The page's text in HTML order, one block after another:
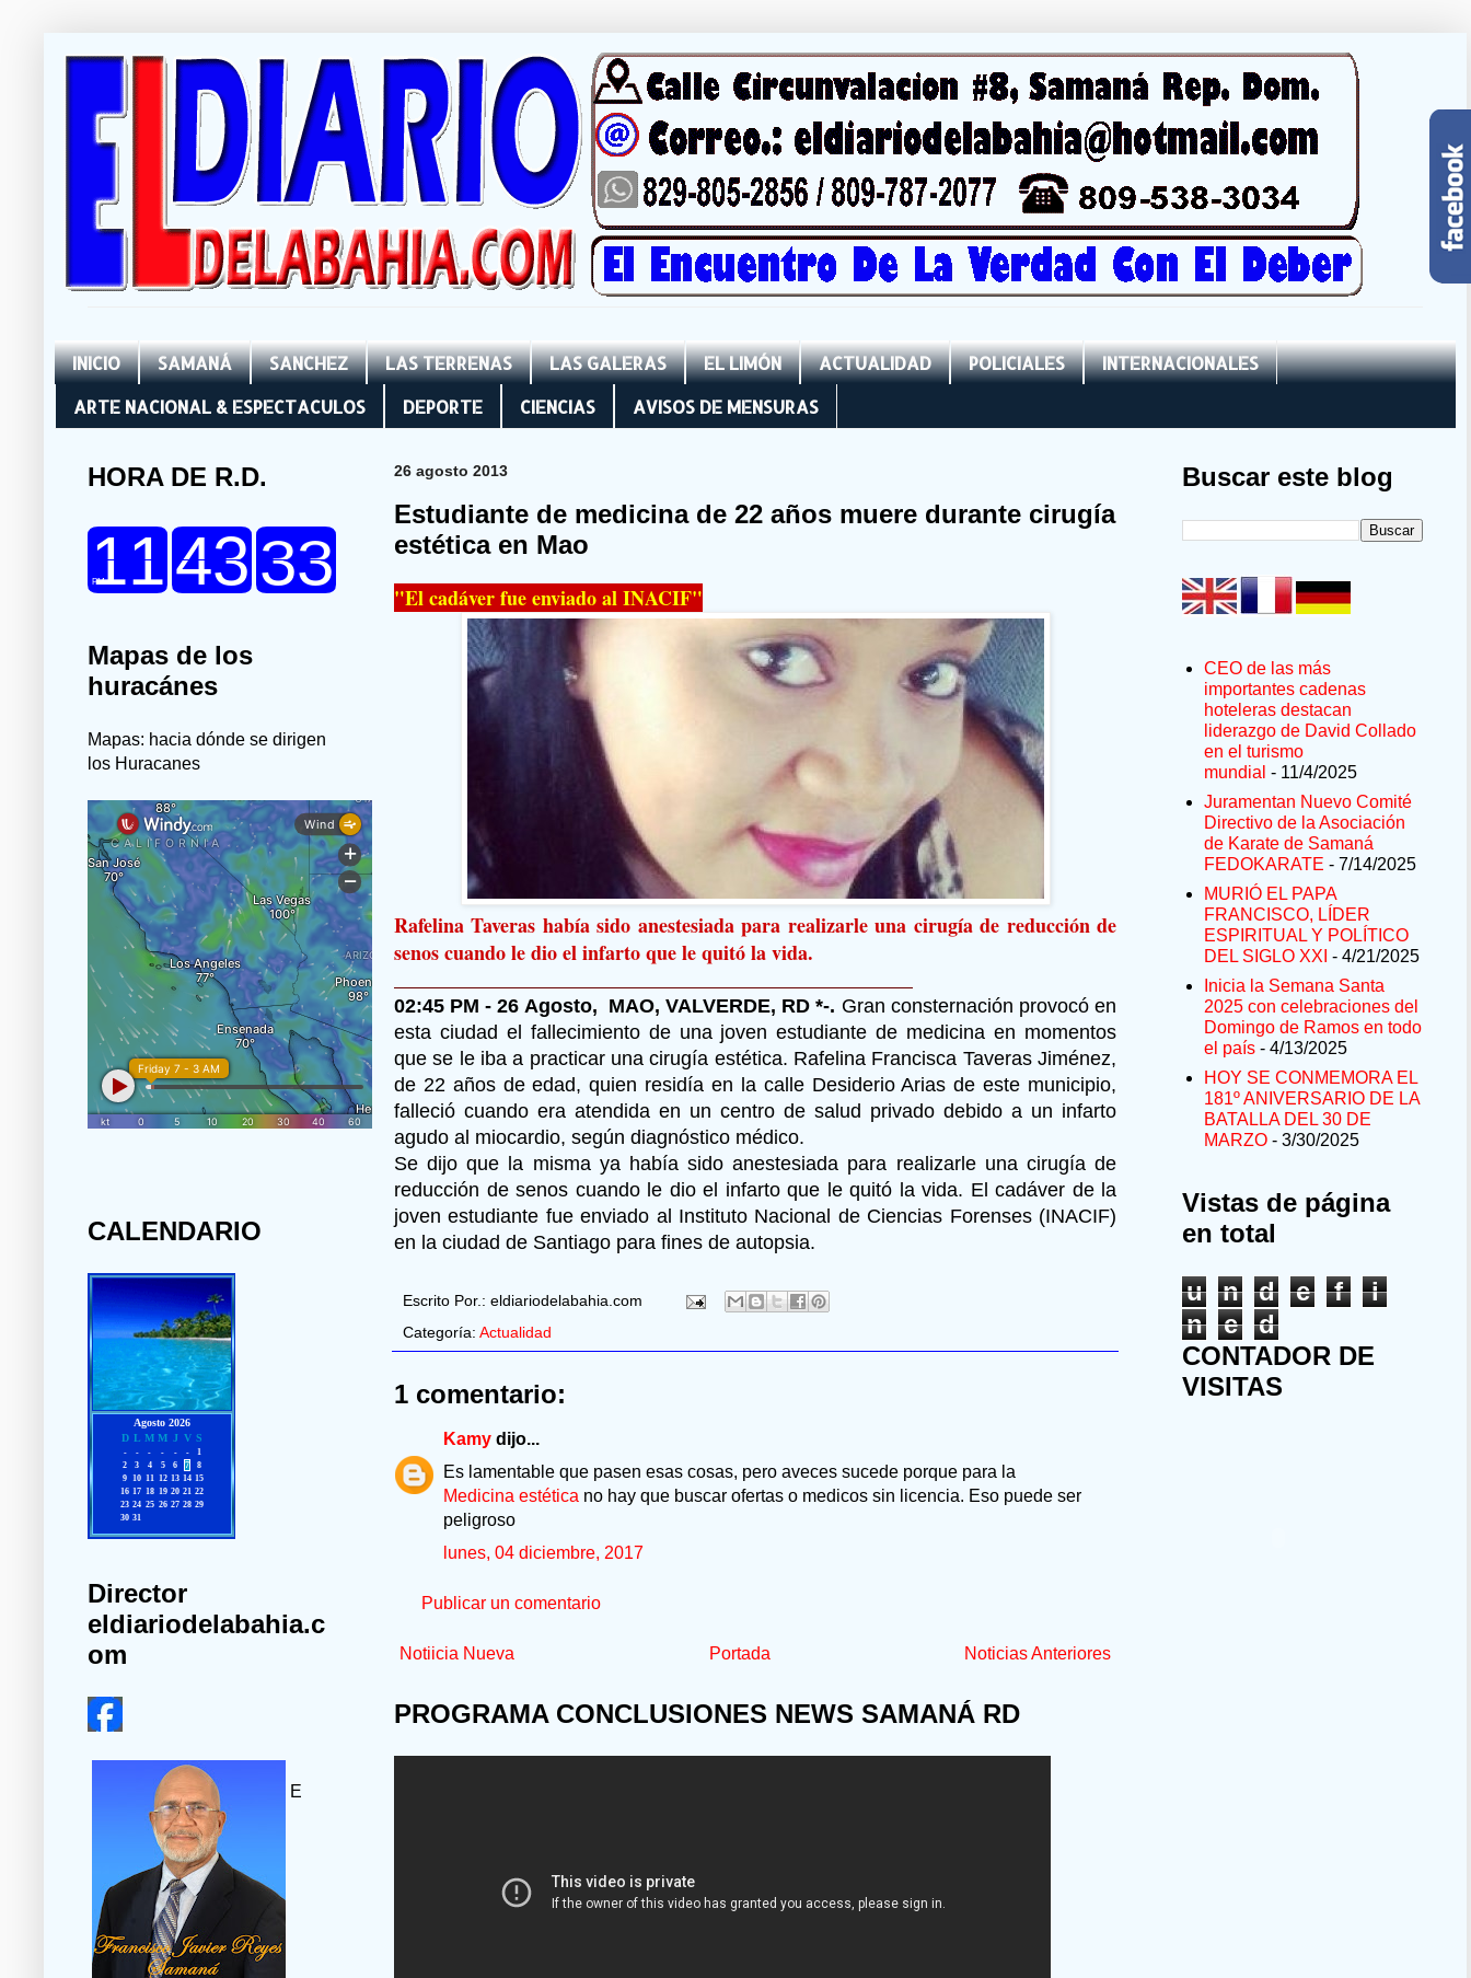
INICIO SAMANÁ SANCHEZ LAS TERRENAS LAS GALERAS EL LIMÓN ACTUALIDAD POLICIALES
INTERNACIONALES
ARTE NACIONAL & ESPECTACULOS
DEPORTE CIENCIAS AVISOS DE MENSURAS
26 agosto 2013
Estudiante de medicina de 22 años muere durante cirugía
estética en Mao
"El cadáver fue enviado al INACIF"
Rafelina Taveras había sido anestesiada para realizarle una cirugía de reducción de
senos cuando le dio el infarto que le quitó la vida.
02:45 PM - 26 Agosto, MAO, VALVERDE, RD *-. Gran consternación provocó en
esta ciudad el fallecimiento de una joven estudiante de medicina en momentos
que se le iba a practicar una cirugía estética. Rafelina Francisca Taveras Jiménez,
de 22 años de edad, quien residía en la calle Desiderio Arias de este municipio,
falleció cuando era atendida en un centro de salud privado debido a un infarto
agudo al miocardio, según diagnóstico médico.
Se dijo que la misma ya había sido anestesiada para realizarle una cirugía de
reducción de senos cuando le dio el infarto que le quitó la vida. El cadáver de la
joven estudiante fue enviado al Instituto Nacional de Ciencias Forenses (INACIF)
en la ciudad de Santiago para fines de autopsia.
Escrito Por.: eldiariodelabahia.com
Categoría: Actualidad
1 comentario:
Kamy dijo...
Es lamentable que pasen esas cosas, pero aveces sucede porque para la
Medicina estética no hay que buscar ofertas o medicos sin licencia. Eso puede ser
peligroso
lunes, 04 diciembre, 2017
Publicar un comentario
Notiicia Nueva Noticias Anteriores
Portada
PROGRAMA CONCLUSIONES NEWS SAMANÁ RD
HORA DE R.D.
Mapas de los
huracánes
Mapas: hacia dónde se dirigen
los Huracanes
CALENDARIO
Director
eldiariodelabahia.c
om
E
Buscar este blog
CEO de las más
importantes cadenas
hoteleras destacan
liderazgo de David Collado
en el turismo
mundial - 11/4/2025
Juramentan Nuevo Comité
Directivo de la Asociación
de Karate de Samaná
FEDOKARATE - 7/14/2025
MURIÓ EL PAPA
FRANCISCO, LÍDER
ESPIRITUAL Y POLÍTICO
DEL SIGLO XXI - 4/21/2025
Inicia la Semana Santa
2025 con celebraciones del
Domingo de Ramos en todo
el país - 4/13/2025
HOY SE CONMEMORA EL
181º ANIVERSARIO DE LA
BATALLA DEL 30 DE
MARZO - 3/30/2025
Vistas de página
en total
u
n d e f
i
n
e
d
CONTADOR DE
VISITAS